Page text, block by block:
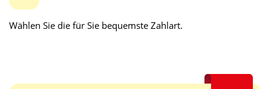
Wählen Sie die für Sie bequemste Zahlart.